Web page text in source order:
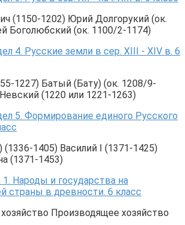
(1150-1202) Юрий Долгорукий (ок.
Боголюбский (ок. 1100/2-1174)
4. Русские земли в сер. XIII - XIV в. 6
1227) Батый (Бату) (ок. 1208/9-
(1220 или 1221-1263)
5. Формирование единого Русского
(1336-1405) Василий I (1371-1425)
(1371-1453)
Народы и государства на
страны в древности. 6 класс
Производящее хозяйство